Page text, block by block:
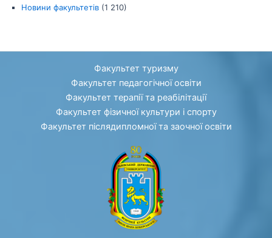
Новини факультетів (1 210)
Факультет туризму
Факультет педагогічної освіти
Факультет терапії та реабілітації
Факультет фізичної культури і спорту
Факультет післядипломної та заочної освіти